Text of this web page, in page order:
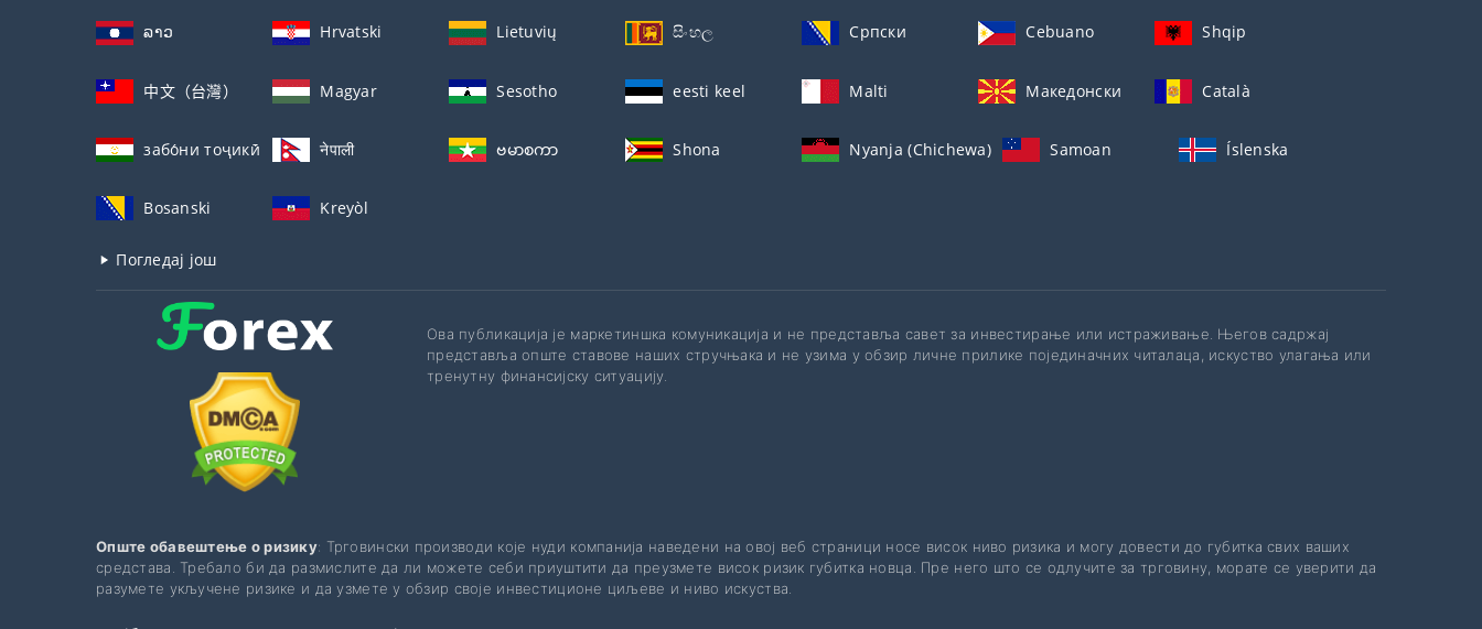
ລາວ Hrvatski Lietuvių සිංහල Српски Cebuano Shqip
中文（台灣） Magyar Sesotho eesti keel Malti Македонски Català
забо́ни тоҷикӣ́ नेपाली ဗမာစကာ Shona Nyanja (Chichewa) Samoan Íslenska
Bosanski Kreyòl
Погледај још
Ова публикација је маркетиншка комуникација и не представља савет за инвестирање или истраживање. Његов садржај
представља опште ставове наших стручњака и не узима у обзир личне прилике појединачних читалаца, искуство улагања или
тренутну финансијску ситуацију.
Опште обавештење о ризику: Трговински производи које нуди компанија наведени на овој веб страници носе висок ниво ризика и могу довести до губитка свих ваших
средстава. Требало би да размислите да ли можете себи приуштити да преузмете висок ризик губитка новца. Пре него што се одлучите за трговину, морате се уверити да
разумете укључене ризике и да узмете у обзир своје инвестиционе циљеве и ниво искуства.